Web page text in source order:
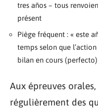
tres años – tous
présent
Piège fréquent : « este
temps selon que
bilan en cours (perfecto)
Aux épreuves
régulièrement des